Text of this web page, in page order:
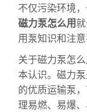
不仅污染环境
磁力泵怎么用
用泵知识和注
关于磁力泵怎
本认识。磁力
的优质运输泵
理易燃、易爆